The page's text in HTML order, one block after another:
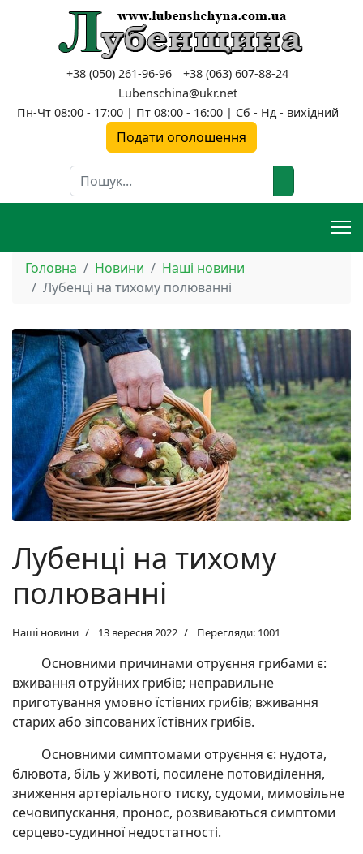
+38 (050) 261-96-96
+38 (063) 607-88-24
Lubenschina@ukr.net
Пн-Чт 08:00 - 17:00 | Пт 08:00 - 16:00 | Сб - Нд - вихідний
Подати оголошення
Пошук
Головна Новини
Наші новини
Лубенці на тихому полюванні
Лубенці на тихому
полюванні
Наші новини 13 вересня 2022 Перегляди: 1001
Основними причинами отруєння грибами є:
вживання отруйних грибів; неправильне
приготування умовно їстівних грибів; вживання
старих або зіпсованих їстівних грибів.
Основними симптомами отруєння є: нудота,
блювота, біль у животі, посилене потовиділення,
зниження артеріального тиску, судоми, мимовільне
сечовипускання, пронос, розвиваються симптоми
серцево-судинної недостатності.